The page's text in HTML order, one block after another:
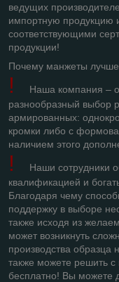
ведущих
импортную продукцию
соответствующими
продукции!
Почему манжеты лучше
!
Наша компания –
разнообразный выбор
армированных:
кромки либо с
наличием этого
!
Наши сотрудники
квалификацией и
Благодаря чему
поддержку в выборе
также исходя из
может возникнуть
производства образца
также можете решить
бесплатно! Вы можете